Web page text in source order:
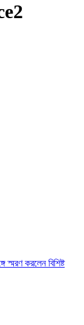
স্মরণ করলেন বিশিষ্ট